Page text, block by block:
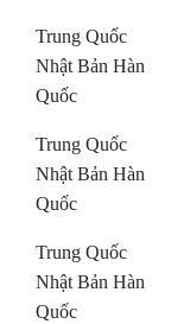
Trung Quốc
Nhật Bản Hàn
Quốc
Trung Quốc
Nhật Bản Hàn
Quốc
Trung Quốc
Nhật Bản Hàn
Quốc